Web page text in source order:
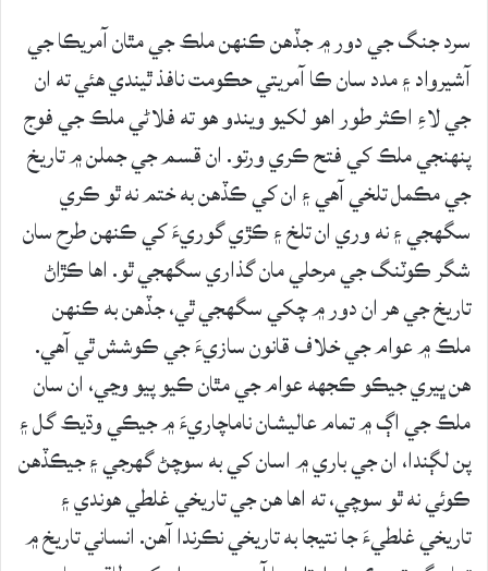
سرد جنگ جي دور ۾ جڏهن ڪنهن ملڪ جي مٿان آمريڪا جي
آشيرواد ۽ مدد سان ڪا آمريتي حڪومت نافذ ٿيندي هئي ته ان
جي لاءِ اڪثر طور اهو لکيو ويندو هو ته فلاڻي ملڪ جي فوج
پنهنجي ملڪ کي فتح ڪري ورتو. ان قسم جي جملن ۾ تاريخ
جي مڪمل تلخي آهي ۽ ان کي ڪڏهن به ختم نه ٿو ڪري
سگهجي ۽ نه وري ان تلخ ۽ ڪڙي گوريءَ کي ڪنهن طرح سان
شگر ڪوٽنگ جي مرحلي مان گذاري سگهجي ٿو. اها ڪڙاڻ
تاريخ جي هر ان دور ۾ چکي سگهجي ٿي، جڏهن به ڪنهن
ملڪ ۾ عوام جي خلاف قانون سازيءَ جي ڪوشش ٿي آهي.
هن ڀيري جيڪو ڪجهه عوام جي مٿان ڪيو پيو وڃي، ان سان
ملڪ جي اڳ ۾ تمام عاليشان ناماچاريءَ ۾ جيڪي وڌيڪ گل ۽
پن لڳندا، ان جي باري ۾ اسان کي به سوچڻ گهرجي ۽ جيڪڏهن
ڪوئي نه ٿو سوچي، ته اها هن جي تاريخي غلطي هوندي ۽
تاريخي غلطيءَ جا نتيجا به تاريخي نڪرندا آهن. انساني تاريخ ۾